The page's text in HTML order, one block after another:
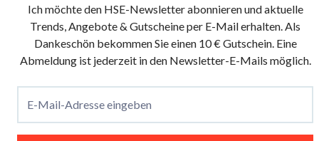
Ich möchte den HSE-Newsletter abonnieren und aktuelle
Trends, Angebote & Gutscheine per E-Mail erhalten. Als
Dankeschön bekommen Sie einen 10 € Gutschein. Eine
Abmeldung ist jederzeit in den Newsletter-E-Mails möglich.
E-Mail-Adresse eingeben